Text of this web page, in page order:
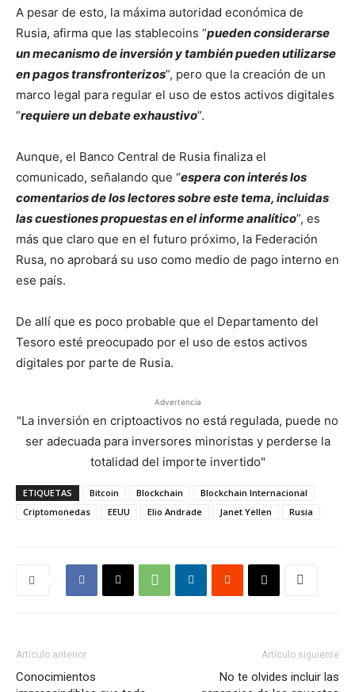
A pesar de esto, la máxima autoridad económica de
Rusia, afirma que las stablecoins “pueden considerarse
un mecanismo de inversión y también pueden utilizarse
en pagos transfronterizos”, pero que la creación de un
marco legal para regular el uso de estos activos digitales
“requiere un debate exhaustivo”.
Aunque, el Banco Central de Rusia finaliza el
comunicado, señalando que “espera con interés los
comentarios de los lectores sobre este tema, incluidas
las cuestiones propuestas en el informe analítico”, es
más que claro que en el futuro próximo, la Federación
Rusa, no aprobará su uso como medio de pago interno en
ese país.
De allí que es poco probable que el Departamento del
Tesoro esté preocupado por el uso de estos activos
digitales por parte de Rusia.
Advertencia
"La inversión en criptoactivos no está regulada, puede no
ser adecuada para inversores minoristas y perderse la
totalidad del importe invertido"
ETIQUETAS Bitcoin Blockchain
Blockchain Internacional
Criptomonedas
EEUU Elio Andrade Janet Yellen Rusia
Artículo anterior
Conocimientos
Artículo siguiente
No te olvides incluir las